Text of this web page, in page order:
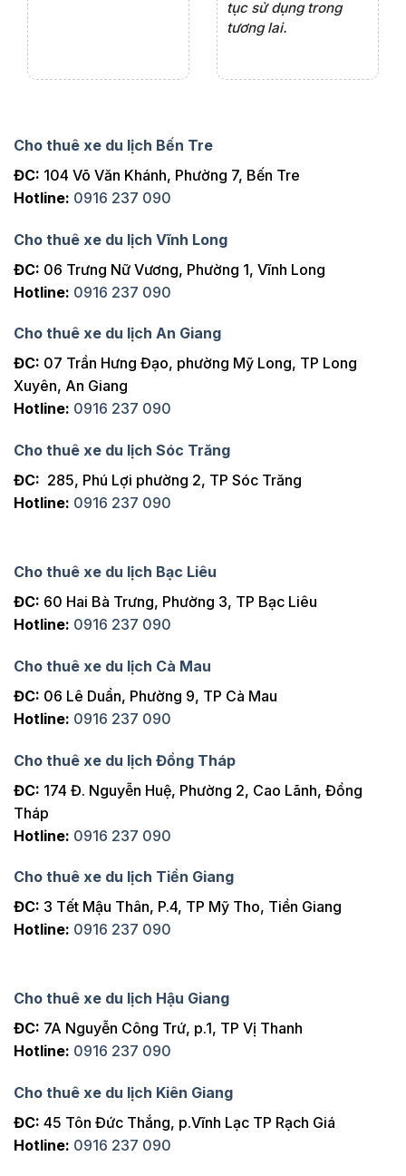
tục sử dụng trong
tương lai.
Cho thuê xe du lịch Bến Tre
ĐC: 104 Võ Văn Khánh, Phường 7, Bến Tre
Hotline: 0916 237 090
Cho thuê xe du lịch Vĩnh Long
ĐC: 06 Trưng Nữ Vương, Phường 1, Vĩnh Long
Hotline: 0916 237 090
Cho thuê xe du lịch An Giang
ĐC: 07 Trần Hưng Đạo, phường Mỹ Long, TP Long
Xuyên, An Giang
Hotline: 0916 237 090
Cho thuê xe du lịch Sóc Trăng
ĐC: 285, Phú Lợi phường 2, TP Sóc Trăng
Hotline: 0916 237 090
Cho thuê xe du lịch Bạc Liêu
ĐC: 60 Hai Bà Trưng, Phường 3, TP Bạc Liêu
Hotline: 0916 237 090
Cho thuê xe du lịch Cà Mau
ĐC: 06 Lê Duẩn, Phường 9, TP Cà Mau
Hotline: 0916 237 090
Cho thuê xe du lịch Đồng Tháp
ĐC: 174 Đ. Nguyễn Huệ, Phường 2, Cao Lãnh, Đồng
Tháp
Hotline: 0916 237 090
Cho thuê xe du lịch Tiền Giang
ĐC: 3 Tết Mậu Thân, P.4, TP Mỹ Tho, Tiền Giang
Hotline: 0916 237 090
Cho thuê xe du lịch Hậu Giang
ĐC: 7A Nguyễn Công Trứ, p.1, TP Vị Thanh
Hotline: 0916 237 090
Cho thuê xe du lịch Kiên Giang
ĐC: 45 Tôn Đức Thắng, p.Vĩnh Lạc TP Rạch Giá
Hotline: 0916 237 090